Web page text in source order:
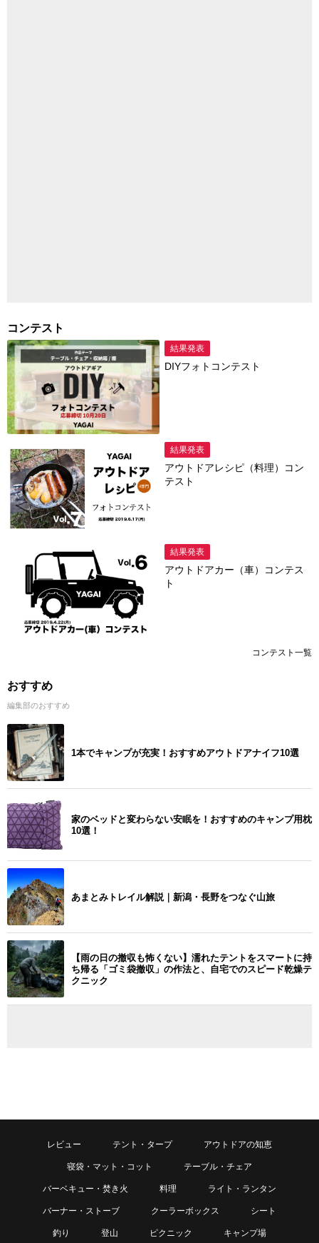
コンテスト
結果発表
DIYフォトコンテスト
結果発表
アウトドアレシピ（料理）コン
テスト
結果発表
アウトドアカー（車）コンテス
ト
コンテスト一覧
おすすめ
編集部のおすすめ
1本でキャンプが充実！おすすめアウトドアナイフ10選
家のベッドと変わらない安眠を！おすすめのキャンプ用枕
10選！
あまとみトレイル解説｜新潟・長野をつなぐ山旅
【雨の日の撤収も怖くない】濡れたテントをスマートに持
ち帰る「ゴミ袋撤収」の作法と、自宅でのスピード乾燥テ
クニック
レビュー テント・タープ アウトドアの知恵
寝袋・マット・コット テーブル・チェア
バーベキュー・焚き火 料理 ライト・ランタン
バーナー・ストーブ クーラーボックス シート
釣り 登山 ピクニック キャンプ場